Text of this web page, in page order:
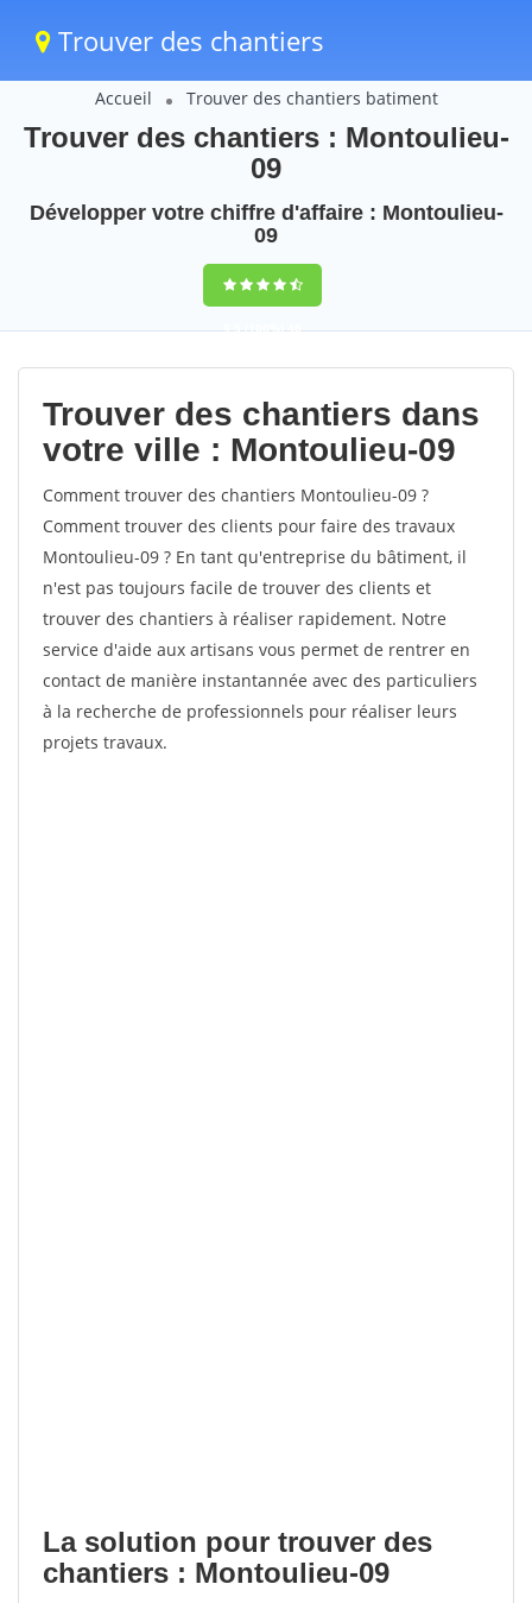
Trouver des chantiers
Accueil Trouver des chantiers batiment
Trouver des chantiers : Montoulieu-
09
Développer votre chiffre d'affaire : Montoulieu-
09
9,5(100%)46
votes
Trouver des chantiers dans
votre ville : Montoulieu-09
Comment trouver des chantiers Montoulieu-09 ?
Comment trouver des clients pour faire des travaux
Montoulieu-09 ? En tant qu'entreprise du bâtiment, il
n'est pas toujours facile de trouver des clients et
trouver des chantiers à réaliser rapidement. Notre
service d'aide aux artisans vous permet de rentrer en
contact de manière instantannée avec des particuliers
à la recherche de professionnels pour réaliser leurs
projets travaux.
La solution pour trouver des
chantiers : Montoulieu-09